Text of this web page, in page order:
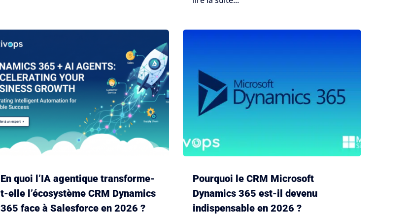
En quoi l’IA agentique transforme-
t-elle l’écosystème CRM Dynamics
365 face à Salesforce en 2026 ?
Pourquoi le CRM Microsoft
Dynamics 365 est-il devenu
indispensable en 2026 ?